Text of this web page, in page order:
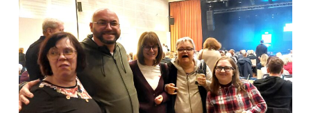
Tour